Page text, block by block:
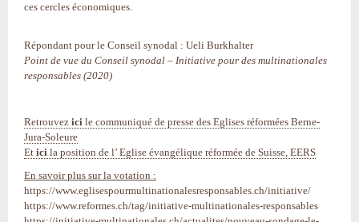
ces cercles économiques.
Répondant pour le Conseil synodal : Ueli Burkhalter
Point de vue du Conseil synodal – Initiative pour des multinationales
responsables (2020)
Retrouvez ici le communiqué de presse des Eglises réformées Berne-
Jura-Soleure
Et ici la position de l’ Eglise évangélique réformée de Suisse, EERS
En savoir plus sur la votation :
https://www.eglisespourmultinationalesresponsables.ch/initiative/
https://www.reformes.ch/tag/initiative-multinationales-responsables